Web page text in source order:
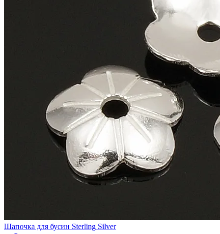
Шапочка для бусин Sterling Silver